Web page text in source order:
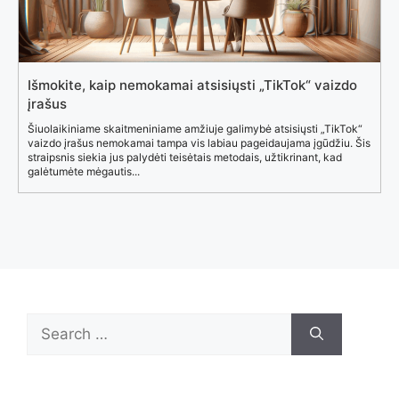
Išmokite, kaip nemokamai atsisiųsti „TikTok“ vaizdo
įrašus
Šiuolaikiniame skaitmeniniame amžiuje galimybė atsisiųsti „TikTok“
vaizdo įrašus nemokamai tampa vis labiau pageidaujama įgūdžiu. Šis
straipsnis siekia jus palydėti teisėtais metodais, užtikrinant, kad
galėtumėte mėgautis...
for: